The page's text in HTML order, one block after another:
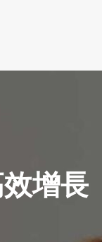
增長